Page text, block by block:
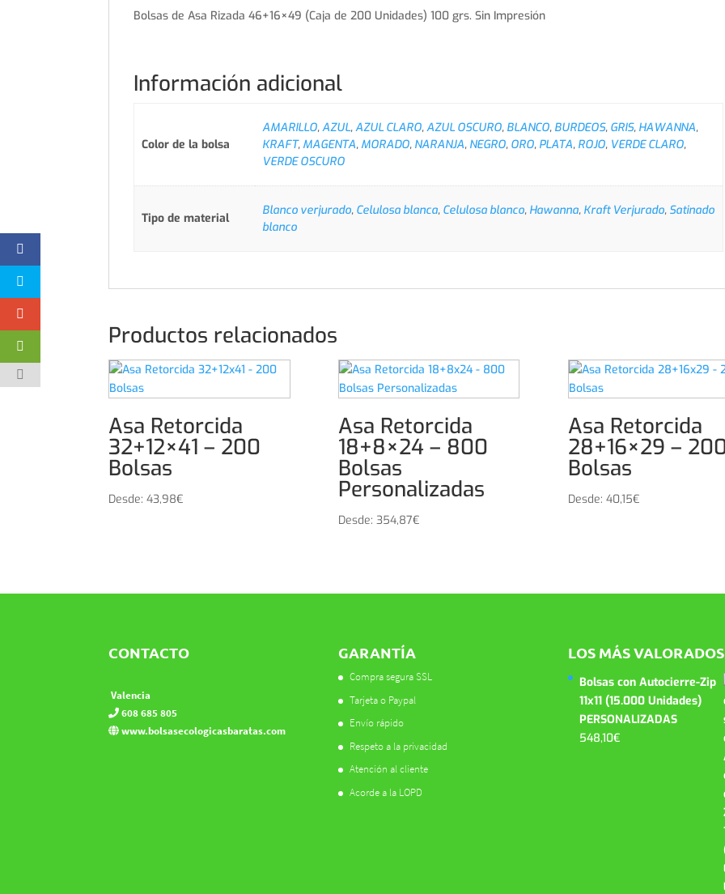
Bolsas de Asa Rizada 46+16×49 (Caja de 200 Unidades) 100 grs. Sin Impresión
Información adicional
Color de la bolsa
AMARILLO,AZUL,AZUL CLARO,AZUL OSCURO, BLANCO, BURDEOS, GRIS, HAWANNA,
KRAFT,MAGENTA,MORADO, NARANJA, NEGRO, ORO, PLATA, ROJO, VERDE CLARO,
VERDE OSCURO
Tipo de material
Blanco verjurado, Celulosa blanca, Celulosa blanco, Hawanna, Kraft Verjurado, Satinado
blanco
Productos relacionados
Asa Retorcida
32+12×41 – 200
Bolsas
Desde:43,98€
Asa Retorcida
18+8×24 – 800
Bolsas
Personalizadas
Desde: 354,87€
Asa Retorcida
28+16×29 –
Bolsas
Desde: 40,15€
CONTACTO
Valencia
608 685 805
www.bolsasecologicasbaratas.com
GARANTÍA
Compra segura SSL
Tarjeta o Paypal
Envío rápido
Respeto a la privacidad
Atención al cliente
Acorde a la LOPD
LOS MÁS VALORADOS
Bolsas con Autocierre-Zip
11x11 (15.000 Unidades)
PERSONALIZADAS
548,10€